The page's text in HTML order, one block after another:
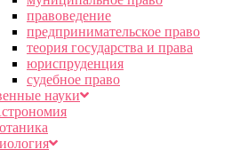
правоведение
предпринимательское право
теория государства и права
юриспруденция
судебное право
науки